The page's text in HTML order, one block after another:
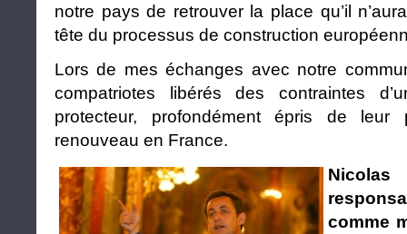
notre pays de retrouver la place qu’il
tête du processus de construction
Lors de mes échanges avec notre
compatriotes libérés des contraintes
protecteur, profondément épris de leur
renouveau en France.
comme